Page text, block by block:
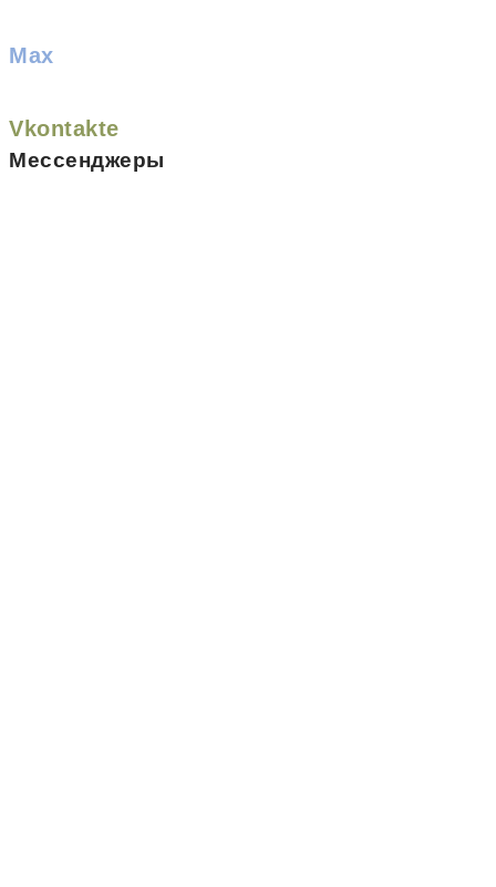
Max
Vkontakte
Мессенджеры